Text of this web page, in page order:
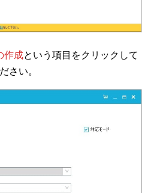
作成という項目をクリックして
さい。